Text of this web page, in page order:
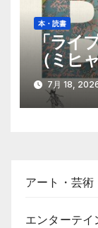
本・読書
「ライ
（ミヒ
7月 18,
アート・芸術
エンターテイ